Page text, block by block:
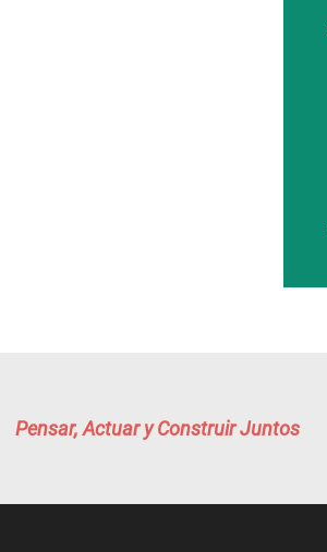
Pensar, Actuar y Construir Juntos